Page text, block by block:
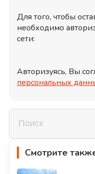
Для того, чтобы
необходимо
сети:
Авторизуясь, Вы
персональных
Смотрите